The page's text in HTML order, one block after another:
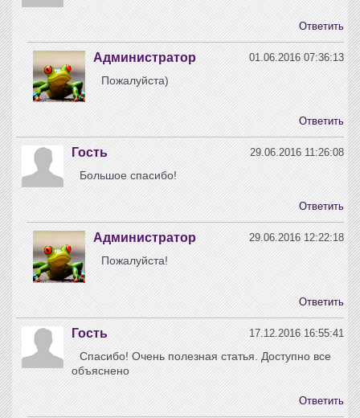
Ответить
Администратор 01.06.2016 07:36:13
Пожалуйста)
Ответить
Гость 29.06.2016 11:26:08
Большое спасибо!
Ответить
Администратор 29.06.2016 12:22:18
Пожалуйста!
Ответить
Гость 17.12.2016 16:55:41
Спасибо! Очень полезная статья. Доступно все
объяснено
Ответить